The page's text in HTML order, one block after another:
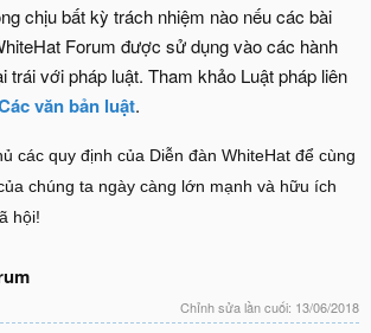
chịu bất kỳ trách nhiệm nào nếu các bài
Forum được sử dụng vào các hành
trái với pháp luật. Tham khảo Luật pháp liên
văn bản luật.
các quy định của Diễn đàn WhiteHat để cùng
chúng ta ngày càng lớn mạnh và hữu ích
hội!
Chỉnh sửa lần cuối: 13/06/2018